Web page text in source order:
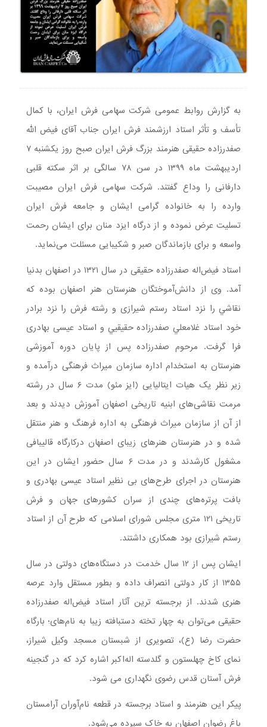
به گزارش روابط عمومی شرکت سهامی فرش ایران، با کمال
تأسف و تأثر استاد ارزشمند فرش ایران جناب آقای فیض الله
صفدرزاده حقیقی هنرمند بزرگ فرش ایران صبح روز یکشنبه ۷
اردیبهشت ماه ۱۳۹۹ در سن ۷۸ سالگی بر اثر سکته قلبی
دارفانی را وداع گفتند. شرکت سهامی فرش ایران مصیبت
وارده را به خانواده گرامی ایشان و جامعه فرش ایران
تسلیت عرض نموده و از درگاه ایزد منان برای ایشان رحمت
واسعه و برای بازماندگان صبر و شکیبایی مسئلت می‌نماید.
استاد فیض‌اله صفدرزاده حقیقی در سال ۱۳۲۱ در اصفهان بدنيا
آمد. وی از دانش‌آموختگان هنرستان هنر اصفهان بوده که
نقاشي را نزد استاد رستم شيرازی و رشته فرش را نزد برادر
خود استاد غلامعلي صفدرزاده حقيقيي و استاد عیسی بهادری
فرا گرفت. مرحوم صفدرزاده پس از پایان دوره آموزشی
هنرستان به استخدام اداره سازمان میراث فرهنگی درآمده و
زیر نظر یک هیات ایتالیایی (ایز مئو) مدت ۶ سال در رشته
مرمت نقاشی‌های ابنیه تاریخی اصفهان آموزش دیدند و بعد
از آن از سازمان میراث فرهنگی به اداره فرهنگ و هنر منتقل
شده و در هنرستان هنرهای زیبای اصفهان درکارگاه قالیبافی
مشغول کارشدند و در مدت ۶ سال حضور ایشان در این
هنرستان در اجرای طرح‌های بی نظیر استاد عیسی بهادری و
بافت پرتره‌های چندی از سران کشورهای جهان و فرش
تاریخی ۱۲۱ متری مجلس شورای اسلامی که طرح آن از استاد
رستم شیرازی بود همکاری داشتند.
ایشان پس از ۱۲ سال خدمت در دستگاه‌های دولتی در سال
۱۳۵۵ از کار دولتی انصراف داده و بطور مستقل وارد عرصه
هنری شدند. از برجسته ترین آثار استاد فیض‌اله صفدرزاده
حقیقی می‌توان به چهار تخته دستبافته زیبا به نام‌های؛ بارگاه
حضرت رضا (ع)، تصویری از شبستان مسجد وکیل شیراز،
نمای کاخ چهلستون و گلدسته اله‌اکبر اشاره کرد که در گنجینه
فرش آستان قدس رضوی نگهداری می شود.
پیکر این هنرمند و استاد برجسته در قطعه نام‌آوران آرامستان
باغ رضوان اصفهان به خاک سپرده می‌شود.